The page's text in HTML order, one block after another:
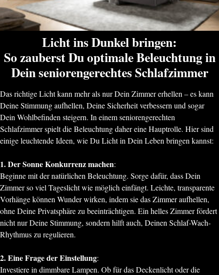
Licht ins Dunkel bringen:
So zauberst Du optimale Beleuchtung in
Dein seniorengerechtes Schlafzimmer
Das richtige Licht kann mehr als nur Dein Zimmer erhellen – es kann
Deine Stimmung aufhellen, Deine Sicherheit verbessern und sogar
Dein Wohlbefinden steigern. In einem seniorengerechten
Schlafzimmer spielt die Beleuchtung daher eine Hauptrolle. Hier sind
einige leuchtende Ideen, wie Du Licht in Dein Leben bringen kannst:
1. Der Sonne Konkurrenz machen:
Beginne mit der natürlichen Beleuchtung. Sorge dafür, dass Dein
Zimmer so viel Tageslicht wie möglich einfängt. Leichte, transparente
Vorhänge können Wunder wirken, indem sie das Zimmer aufhellen,
ohne Deine Privatsphäre zu beeinträchtigen. Ein helles Zimmer fördert
nicht nur Deine Stimmung, sondern hilft auch, Deinen Schlaf-Wach-
Rhythmus zu regulieren.
2. Eine Frage der Einstellung:
Investiere in dimmbare Lampen. Ob für das Deckenlicht oder die